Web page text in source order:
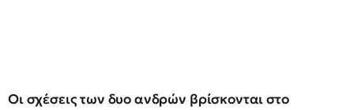
Οι σχέσεις των δυο ανδρών βρίσκονται στο